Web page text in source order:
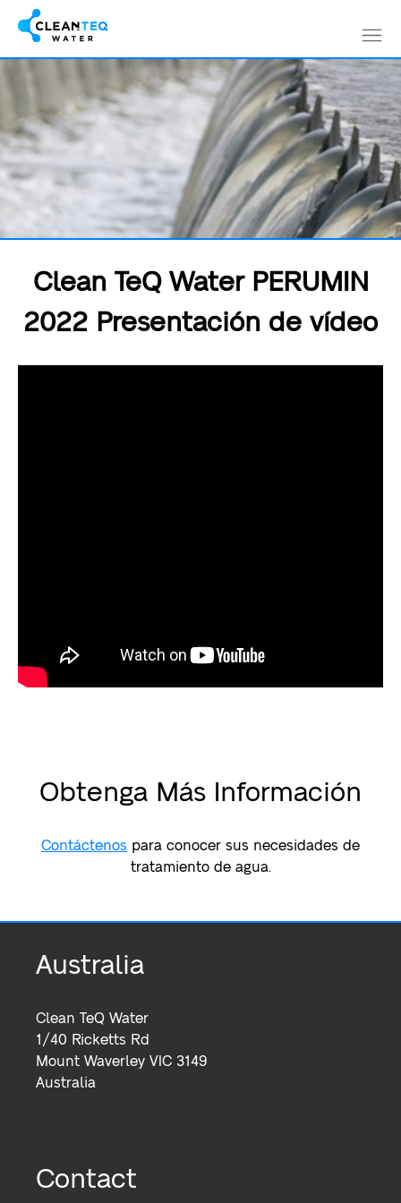
Clean TeQ Water PERUMIN
2022 Presentación de vídeo
Obtenga Más Información
Contáctenos para conocer sus necesidades de
tratamiento de agua.
Australia
Clean TeQ Water
1/40 Ricketts Rd
Mount Waverley VIC 3149
Australia
Contact